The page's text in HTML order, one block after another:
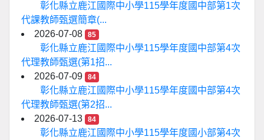
彰化縣立鹿江國際中小學115學年度國中部第1次
代課教師甄選簡章(...
2026-07-08
85
彰化縣立鹿江國際中小學115學年度國中部第4次
代理教師甄選(第1招...
2026-07-09
84
彰化縣立鹿江國際中小學115學年度國中部第4次
代理教師甄選(第2招...
2026-07-13
84
彰化縣立鹿江國際中小學115學年度國小部第4次